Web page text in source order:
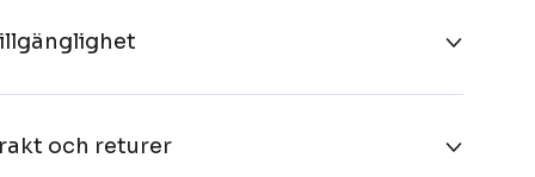
och returer